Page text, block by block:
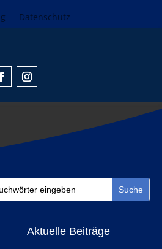
Datenschutz
Aktuelle Beiträge